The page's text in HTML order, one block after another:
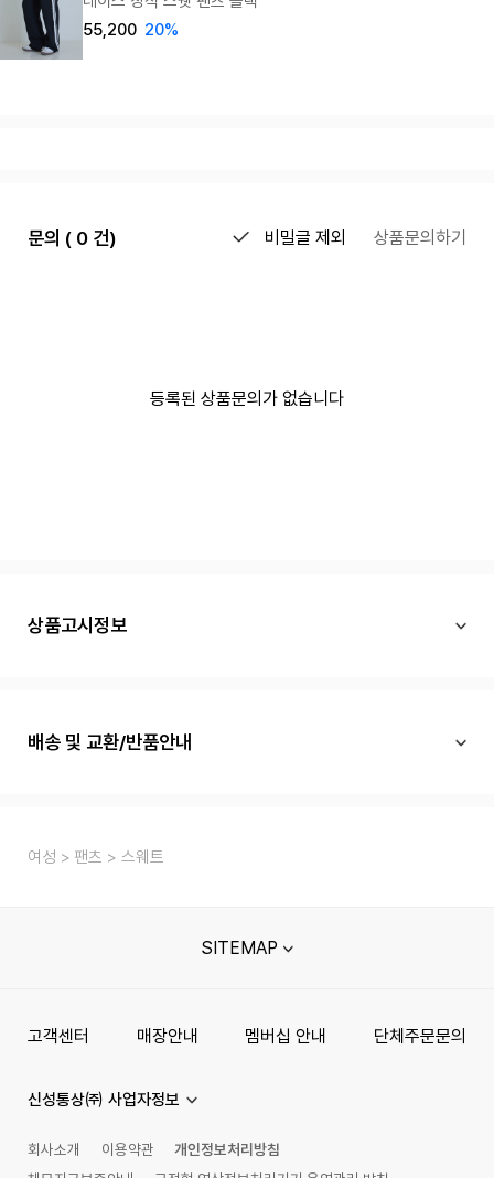
55,200 20%
문의 ( 0 건) 비밀글 제외 상품문의하기
등록된 상품문의가 없습니다
상품고시정보
배송 및 교환/반품안내
여성 팬츠 스웨트
SITEMAP
고객센터 매장안내 멤버십 안내 단체주문문의
신성통상㈜ 사업자정보
회사소개 이용약관
개인정보처리방침